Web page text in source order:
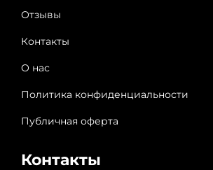
Отзывы
Контакты
О нас
Политика конфиденциальности
Публичная оферта
Контакты